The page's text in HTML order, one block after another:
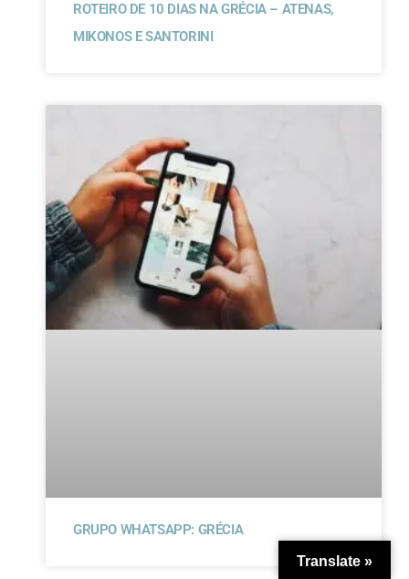
ROTEIRO DE 10 DIAS NA GRÉCIA – ATENAS,
MIKONOS E SANTORINI
GRUPO WHATSAPP: GRÉCIA
Translate »